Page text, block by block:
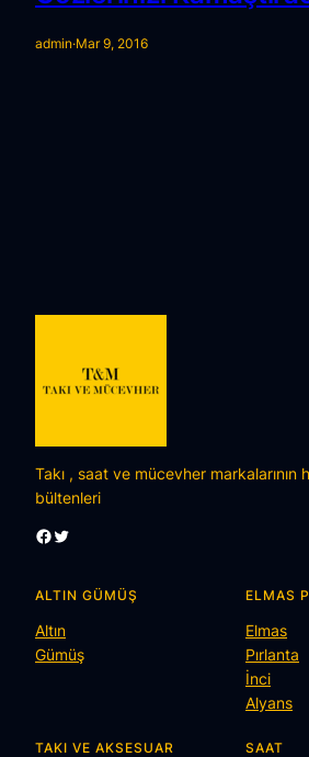
admin·Mar 9, 2016
Takı , saat ve mücevher markalarının
bültenleri
Facebook Twitter
ALTIN GÜMÜŞ
Altın
Gümüş
ELMAS
Elmas
Pırlanta
İnci
Alyans
TAKI VE AKSESUAR SAAT